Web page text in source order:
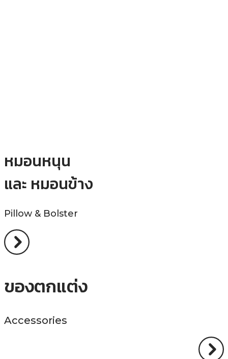
หมอนหนุน
และ หมอนข้าง
Pillow & Bolster
ของตกแต่ง
Accessories